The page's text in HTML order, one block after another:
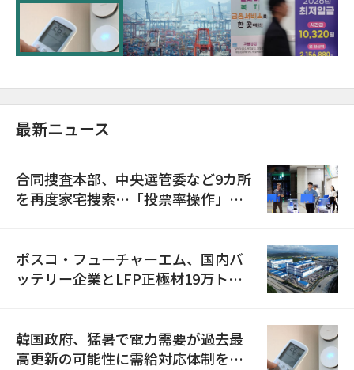
に需給対応体制を点検
最新ニュース
合同捜査本部、中央選管委など9カ所
を再度家宅捜索…「投票率操作」の
ポスコ・フューチャーエム、国内バ
ッテリー企業とLFP正極材19万トン
韓国政府、猛暑で電力需要が過去最
高更新の可能性に需給対応体制を点